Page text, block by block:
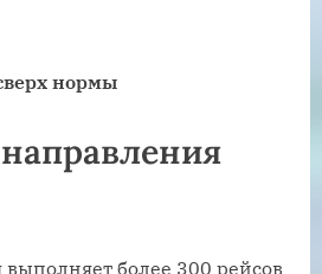
нормы
более 300 рейсов